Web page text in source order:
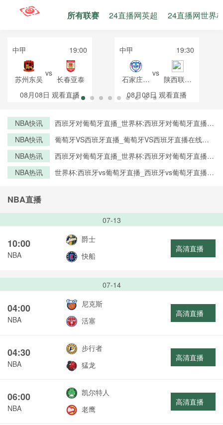
所有联赛 24直播网英超 24直播网世界
中甲 19:00
苏州东吴
vs
长春亚泰
08月08日 观看直播
中甲 19:30
石家庄功
夫
vs
陕西联合
月亮泊队
08月08日 观看直播
NBA快讯
西班牙对葡萄牙直播_世界杯:西班牙对葡萄牙直播免
清无插件
NBA快讯
葡萄牙VS西班牙直播_葡萄牙VS西班牙直播在线观
NBA热讯
西班牙对葡萄牙直播_世界杯:西班牙对葡萄牙直播免
清无插件
NBA热讯
世界杯:西班牙vs葡萄牙直播_西班牙vs葡萄牙直播免
NBA直播
07-13
10:00
NBA
爵士
快船
高清直播
07-14
04:00
NBA
尼克斯
活塞
高清直播
04:30
NBA
步行者
猛龙
高清直播
06:00
NBA
凯尔特人
老鹰
高清直播